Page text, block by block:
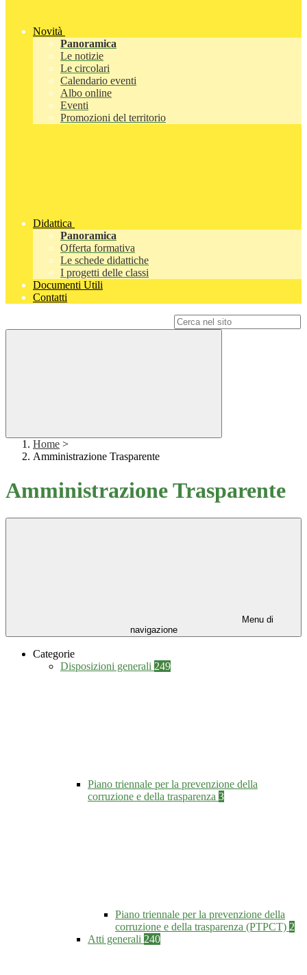
Novità
Panoramica
Le notizie
Le circolari
Calendario eventi
Albo online
Eventi
Promozioni del territorio
Didattica
Panoramica
Offerta formativa
Le schede didattiche
I progetti delle classi
Documenti Utili
Contatti
Home >
Amministrazione Trasparente
Amministrazione Trasparente
Menu di
navigazione
Categorie
Disposizioni generali 249
Piano triennale per la prevenzione della
corruzione e della trasparenza 3
Piano triennale per la prevenzione della
corruzione e della trasparenza (PTPCT) 2
Atti generali 240